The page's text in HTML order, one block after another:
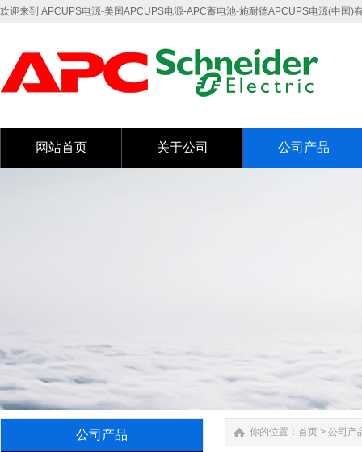
欢迎来到 APCUPS电源-美国APCUPS电源-APC蓄电池-施耐德APCUPS电源(中国)
网站首页 关于公司 公司产品
公司产品 你的位置： 首页 > 公司产